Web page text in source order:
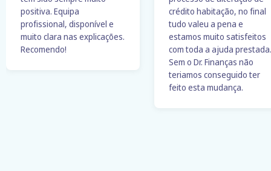
positiva. Equipa
profissional, disponível e
muito clara nas explicações.
Recomendo!
crédito habitação, no final
tudo valeu a pena e
estamos muito satisfeitos
com toda a ajuda prestada.
Sem o Dr. Finanças não
teriamos conseguido ter
feito esta mudança.